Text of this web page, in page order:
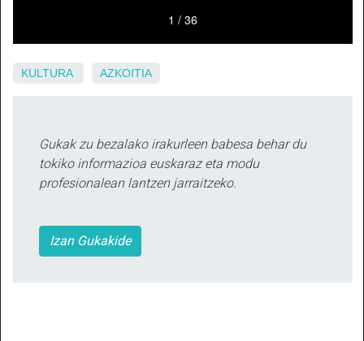
KULTURA AZKOITIA
Gukak zu bezalako irakurleen babesa behar du
tokiko informazioa euskaraz eta modu
profesionalean lantzen jarraitzeko.
Izan Gukakide